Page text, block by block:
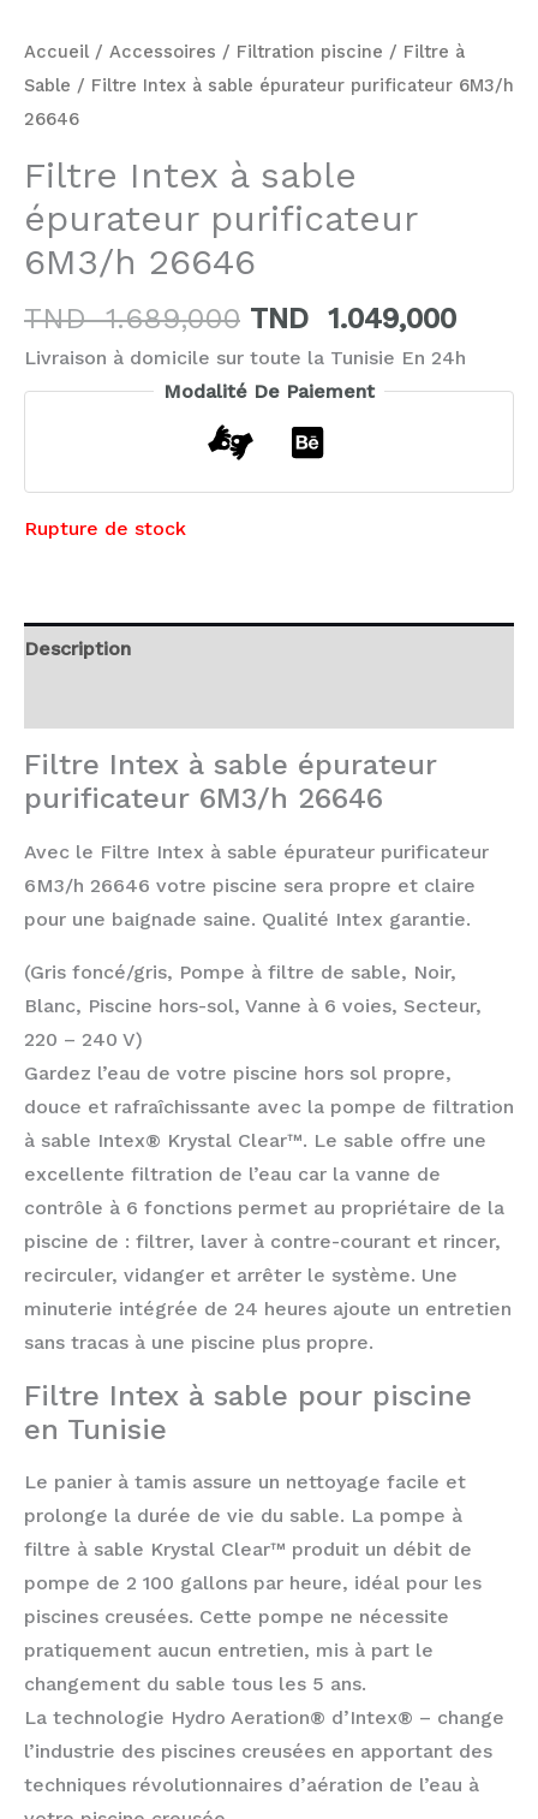
Accueil / Accessoires / Filtration piscine / Filtre à
Sable / Filtre Intex à sable épurateur purificateur 6M3/h
26646
Filtre Intex à sable
épurateur purificateur
6M3/h 26646
TND1.689,000 TND 1.049,000
Livraison à domicile sur toute la Tunisie En 24h
Modalité De Paiement
Rupture de stock
Description
Filtre Intex à sable épurateur
purificateur 6M3/h 26646
Avec le Filtre Intex à sable épurateur purificateur
6M3/h 26646 votre piscine sera propre et claire
pour une baignade saine. Qualité Intex garantie.
(Gris foncé/gris, Pompe à filtre de sable, Noir,
Blanc, Piscine hors-sol, Vanne à 6 voies, Secteur,
220 – 240 V)
Gardez l’eau de votre piscine hors sol propre,
douce et rafraîchissante avec la pompe de filtration
à sable Intex® Krystal Clear™. Le sable offre une
excellente filtration de l’eau car la vanne de
contrôle à 6 fonctions permet au propriétaire de la
piscine de : filtrer, laver à contre-courant et rincer,
recirculer, vidanger et arrêter le système. Une
minuterie intégrée de 24 heures ajoute un entretien
sans tracas à une piscine plus propre.
Filtre Intex à sable pour piscine
en Tunisie
Le panier à tamis assure un nettoyage facile et
prolonge la durée de vie du sable. La pompe à
filtre à sable Krystal Clear™ produit un débit de
pompe de 2 100 gallons par heure, idéal pour les
piscines creusées. Cette pompe ne nécessite
pratiquement aucun entretien, mis à part le
changement du sable tous les 5 ans.
La technologie Hydro Aeration® d’Intex® – change
l’industrie des piscines creusées en apportant des
techniques révolutionnaires d’aération de l’eau à